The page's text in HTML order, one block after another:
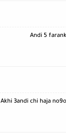
Andi 5
Akhi 3andi chi haja